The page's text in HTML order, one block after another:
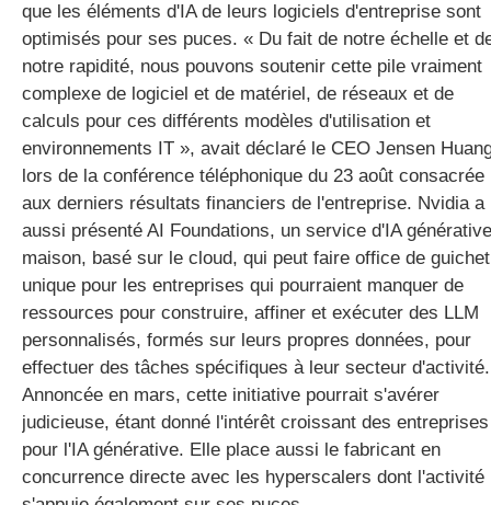
que les éléments d'IA de leurs logiciels d'entreprise sont
optimisés pour ses puces. « Du fait de notre échelle et
notre rapidité, nous pouvons soutenir cette pile vraiment
complexe de logiciel et de matériel, de réseaux et de
calculs pour ces différents modèles d'utilisation et
environnements IT », avait déclaré le CEO Jensen
lors de la conférence téléphonique du 23 août consacrée
aux derniers résultats financiers de l'entreprise. Nvidia a
aussi présenté AI Foundations, un service d'IA générative
maison, basé sur le cloud, qui peut faire office de guichet
unique pour les entreprises qui pourraient manquer de
ressources pour construire, affiner et exécuter des LLM
personnalisés, formés sur leurs propres données, pour
effectuer des tâches spécifiques à leur secteur d'activité.
Annoncée en mars, cette initiative pourrait s'avérer
judicieuse, étant donné l'intérêt croissant des entreprises
pour l'IA générative. Elle place aussi le fabricant en
concurrence directe avec les hyperscalers dont l'activité